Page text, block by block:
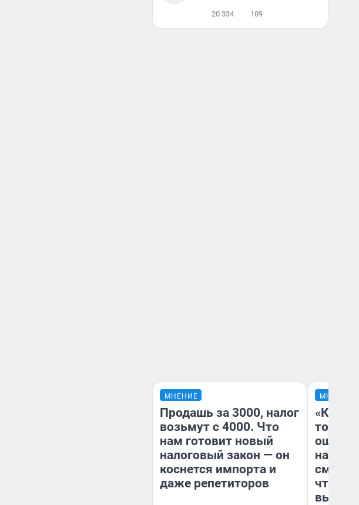
20 334 109
МНЕНИЕ
Продашь за 3000, налог
возьмут с 4000. Что
нам готовит новый
налоговый закон — он
коснется импорта и
даже репетиторов
МНЕНИЕ
то
чтобы